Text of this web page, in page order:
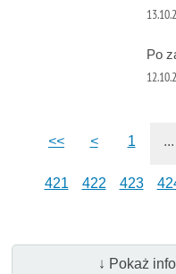
Po
<< < 1 ...
421 422 423
↓ Pokaż